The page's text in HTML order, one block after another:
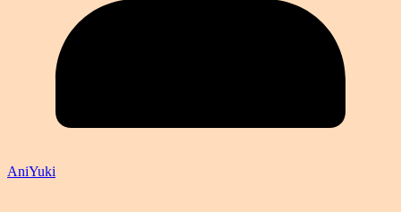
AniYuki